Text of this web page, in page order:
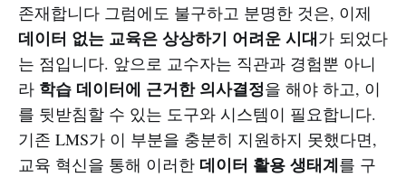
존재합니다 그럼에도 불구하고 분명한 것은, 이제
데이터 없는 교육은 상상하기 어려운 시대가 되었다
는 점입니다. 앞으로 교수자는 직관과 경험뿐 아니
라 학습 데이터에 근거한 의사결정을 해야 하고, 이
를 뒷받침할 수 있는 도구와 시스템이 필요합니다.
기존 LMS가 이 부분을 충분히 지원하지 못했다면,
교육 혁신을 통해 이러한 데이터 활용 생태계를 구